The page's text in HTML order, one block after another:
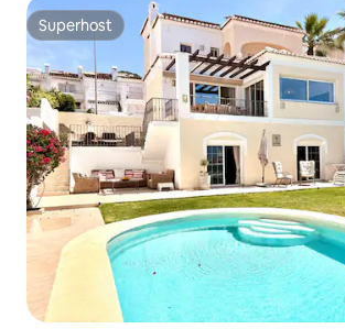
Superhost
Superhost